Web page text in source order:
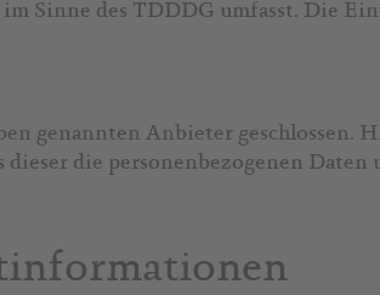
Sinne des TDDDG umfasst. Die
genannten Anbieter geschlossen.
die personenbezogenen Daten